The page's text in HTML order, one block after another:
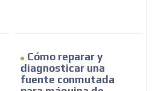
Cómo reparar y
diagnosticar una
fuente conmutada